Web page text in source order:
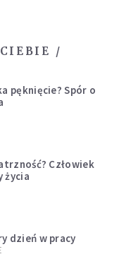
/
pęknięcie? Spór o
Człowiek
życia
dzień w pracy